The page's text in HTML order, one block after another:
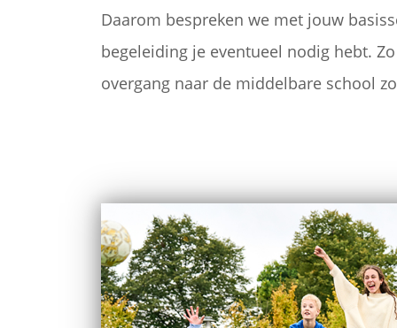
Daarom bespreken we met jouw
begeleiding je eventueel nodig hebt.
overgang naar de middelbare school